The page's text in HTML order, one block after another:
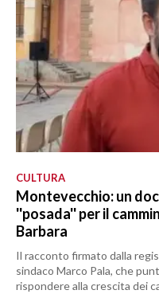
CULTURA
Montevecchio: un
''posada'' per il
Barbara
Il racconto firmato dalla
sindaco Marco Pala, che
rispondere alla crescita dei